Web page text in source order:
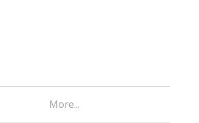
More...